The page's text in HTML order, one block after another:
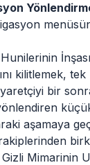
İnşası
kilitlemek,
bir
aşamaya
Mimarinin